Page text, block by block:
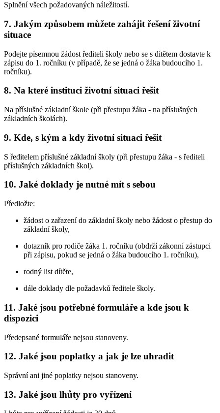
Splnění všech požadovaných náležitostí.
7. Jakým způsobem můžete zahájit řešení životní
situace
Podejte písemnou žádost řediteli školy nebo se s dítětem dostavte k
zápisu do 1. ročníku (v případě, že se jedná o žáka budoucího 1.
ročníku).
8. Na které instituci životní situaci řešit
Na příslušné základní škole (při přestupu žáka - na příslušných
základních školách).
9. Kde, s kým a kdy životní situaci řešit
S ředitelem příslušné základní školy (při přestupu žáka - s řediteli
příslušných základních škol).
10. Jaké doklady je nutné mít s sebou
Předložte:
žádost o zařazení do základní školy nebo žádost o přestup do
základní školy,
dotazník pro rodiče žáka 1. ročníku (obdrží zákonní zástupci
při zápisu, pokud se jedná o žáka budoucího 1. ročníku),
rodný list dítěte,
dále doklady dle požadavků ředitele školy.
11. Jaké jsou potřebné formuláře a kde jsou k
dispozici
Předepsané formuláře nejsou stanoveny.
12. Jaké jsou poplatky a jak je lze uhradit
Správní ani jiné poplatky nejsou stanoveny.
13. Jaké jsou lhůty pro vyřízení